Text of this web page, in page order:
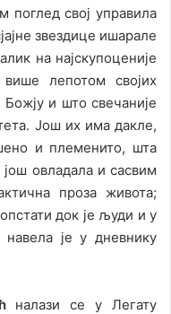
поглед своj управила
звездице ишарале
на наjскупоцениjе
лепотом своjих
Божjу и што свечаниjе
Jош их има дакле,
и племенито, шта
овладала и сасвим
проза живота;
док jе људи и у
jе у дневнику
налази се у Легату